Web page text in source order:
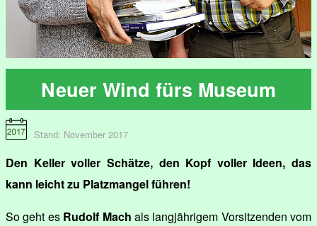
Neuer Wind fürs Museum
Stand: November 2017
Den Keller voller Schätze, den Kopf voller Ideen, das
kann leicht zu Platzmangel führen!
So geht es Rudolf Mach als langjährigem Vorsitzenden vom